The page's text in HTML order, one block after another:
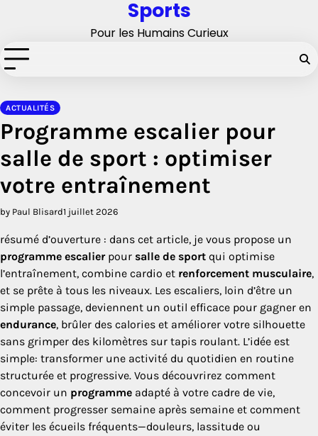
Sports
Pour les Humains Curieux
ACTUALITÉS
Programme escalier pour
salle de sport : optimiser
votre entraînement
by Paul Blisard1 juillet 2026
résumé d’ouverture : dans cet article, je vous propose un
programme escalierpour salle de sport qui optimise
l’entraînement, combine cardio et renforcement musculaire,
et se prête à tous les niveaux. Les escaliers, loin d’être un
simple passage, deviennent un outil efficace pour gagner en
endurance, brûler des calories et améliorer votre silhouette
sans grimper des kilomètres sur tapis roulant. L’idée est
simple: transformer une activité du quotidien en routine
structurée et progressive. Vous découvrirez comment
concevoir un programme adapté à votre cadre de vie,
comment progresser semaine après semaine et comment
éviter les écueils fréquents—douleurs, lassitude ou